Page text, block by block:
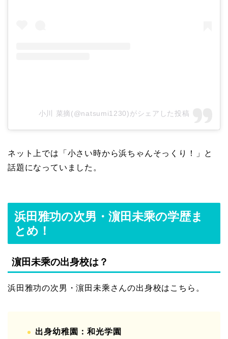
小川 菜摘(@natsumi1230)がシェアした投稿
ネット上では「小さい時から浜ちゃんそっくり！」と
話題になっていました。
浜田雅功の次男・濵田未乘の学歴ま
とめ！
濵田未乘の出身校は？
浜田雅功の次男・濵田未乘さんの出身校はこちら。
出身幼稚園：和光学園